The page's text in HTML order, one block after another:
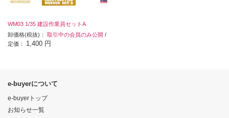
WM03 1/35 建設作業員セットA
卸価格(税抜)： 取引中の会員のみ公開 /
定価： 1,400 円
e-buyerについて
e-buyerトップ
お知らせ一覧